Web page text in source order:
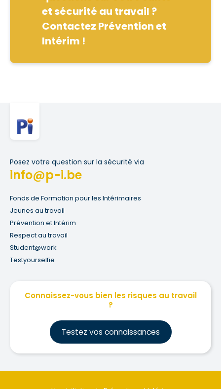
et sécurité au travail ?
Contactez Prévention et
Intérim !
Posez votre question sur la sécurité via
info@p-i.be
Fonds de Formation pour les Intérimaires
Jeunes au travail
Prévention et Intérim
Respect au travail
Student@work
Testyourselfie
Connaissez-vous bien les risques au travail
?
Testez vos connaissances